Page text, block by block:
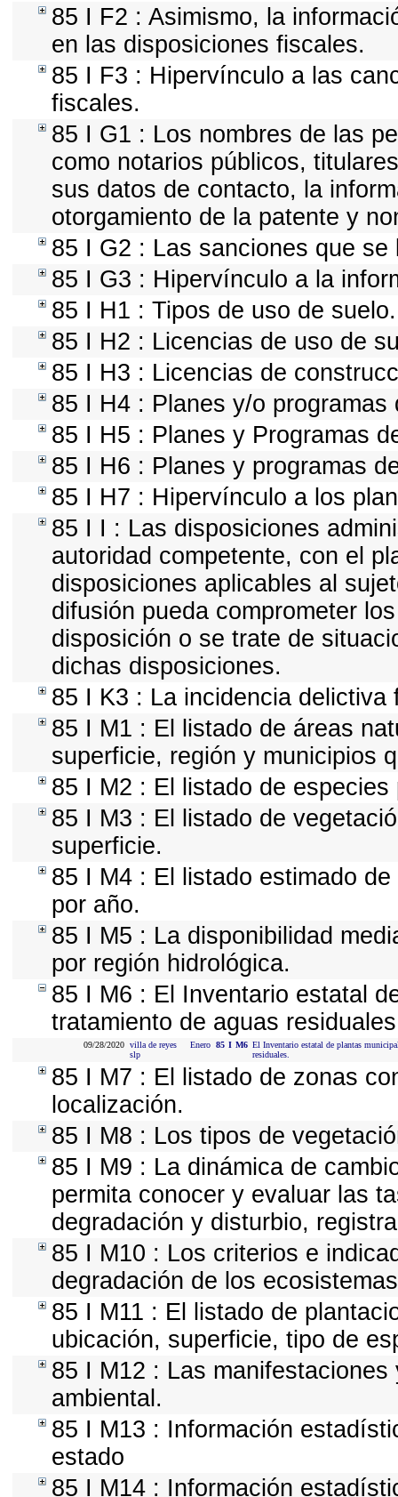
85 I F2 : Asimismo, la
en las disposiciones fiscales.
85 I F3 : Hipervínculo a las
fiscales.
85 I G1 : Los nombres de las
como notarios públicos,
sus datos de contacto, la
otorgamiento de la patente y
85 I G2 : Las sanciones que
85 I G3 : Hipervínculo a la
85 I H1 : Tipos de uso de suelo.
85 I H2 : Licencias de uso de
85 I H3 : Licencias de
85 I H4 : Planes y/o programas
85 I H5 : Planes y Programas
85 I H6 : Planes y programas
85 I H7 : Hipervínculo a los
85 I I : Las disposiciones
autoridad competente, con el
disposiciones aplicables al
difusión pueda comprometer
disposición o se trate de
dichas disposiciones.
85 I K3 : La incidencia delictiva
85 I M1 : El listado de áreas
superficie, región y municipios
85 I M2 : El listado de
85 I M3 : El listado de
superficie.
85 I M4 : El listado estimado
por año.
85 I M5 : La disponibilidad
por región hidrológica.
85 I M6 : El Inventario estatal
tratamiento de aguas
09/28/2020 villa de reyes
slp
Enero 85 I M6 El Inventario estatal de plantas
residuales.
85 I M7 : El listado de zonas
localización.
85 I M8 : Los tipos de
85 I M9 : La dinámica de
permita conocer y evaluar las
degradación y disturbio,
85 I M10 : Los criterios e
degradación de los
85 I M11 : El listado de
ubicación, superficie, tipo de
85 I M12 : Las
ambiental.
85 I M13 : Información
estado
85 I M14 : Información